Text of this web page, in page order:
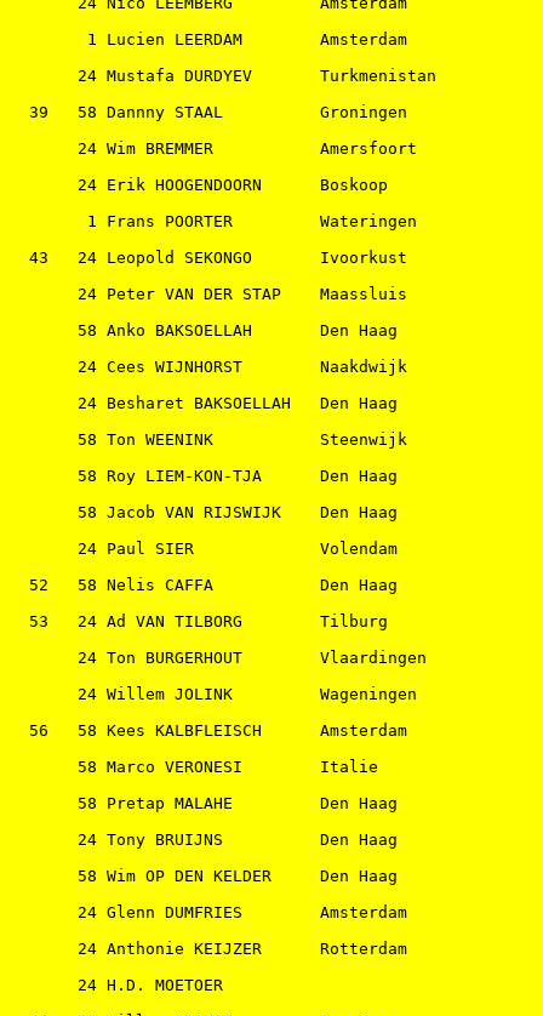
1 Lucien LEERDAM        Amsterdam
24 Mustafa DURDYEV       Turkmenistan
39   58 Dannny STAAL          Groningen
24 Wim BREMMER           Amersfoort
24 Erik HOOGENDOORN      Boskoop
1 Frans POORTER         Wateringen
43   24 Leopold SEKONGO       Ivoorkust
24 Peter VAN DER STAP    Maassluis
58 Anko BAKSOELLAH       Den Haag
24 Cees WIJNHORST        Naakdwijk
24 Besharet BAKSOELLAH   Den Haag
58 Ton WEENINK           Steenwijk
58 Roy LIEM-KON-TJA      Den Haag
58 Jacob VAN RIJSWIJK    Den Haag
24 Paul SIER             Volendam
52   58 Nelis CAFFA           Den Haag
53   24 Ad VAN TILBORG        Tilburg
24 Ton BURGERHOUT        Vlaardingen
24 Willem JOLINK         Wageningen
56   58 Kees KALBFLEISCH      Amsterdam
58 Marco VERONESI        Italie
58 Pretap MALAHE         Den Haag
24 Tony BRUIJNS          Den Haag
58 Wim OP DEN KELDER     Den Haag
24 Glenn DUMFRIES        Amsterdam
24 Anthonie KEIJZER      Rotterdam
24 H.D. MOETOER